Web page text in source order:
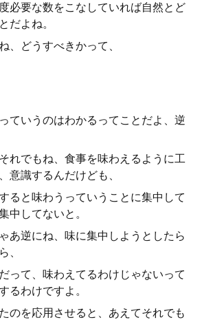
必要な数をこなしていれば自然とど
だよね。
、どうすべきかって、
ていうのはわかるってことだよ、逆
れでもね、食事を味わえるように工
意識するんだけども、
ると味わうっていうことに集中して
中してないと。
あ逆にね、味に集中しようとしたら
、
って、味わえてるわけじゃないって
るわけですよ。
のを応用させると、あえてそれでも